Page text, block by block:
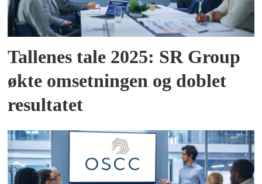
Tallenes tale 2025: SR Group
økte omsetningen og doblet
resultatet